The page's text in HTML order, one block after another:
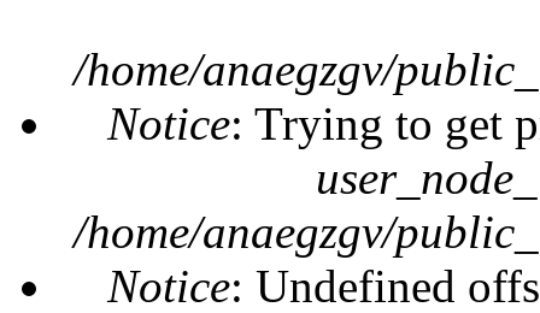
/home/anaegzgv/
Notice: Trying to get
/home/anaegzgv/
Notice: Undefined